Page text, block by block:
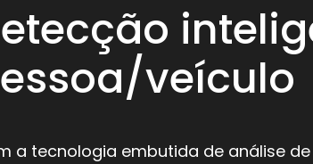
veículo
a tecnologia embutida de análise